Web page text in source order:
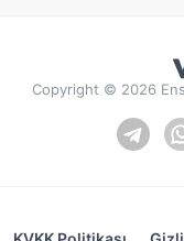
Copyright © 2026